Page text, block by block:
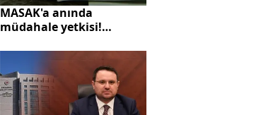
MASAK'a anında
müdahale yetkisi!
anlık izlenecek